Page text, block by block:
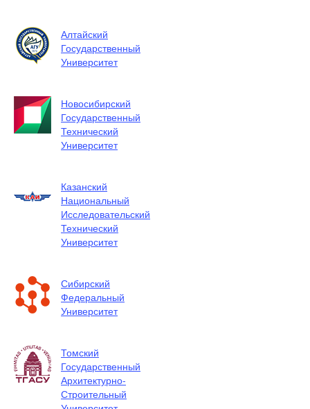
Алтайский
Государственный
Университет
Новосибирский
Государственный
Технический
Университет
Казанский
Национальный
Исследовательский
Технический
Университет
Сибирский
Федеральный
Университет
Томский
Государственный
Архитектурно-
Строительный